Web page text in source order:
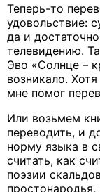
Теперь-то
удовольствие:
да и
телевидению.
Эво «Солнце –
возникало.
мне помог
Или возьмем
переводить, и
норму языка в
считать, как
поэзии
простонародья,